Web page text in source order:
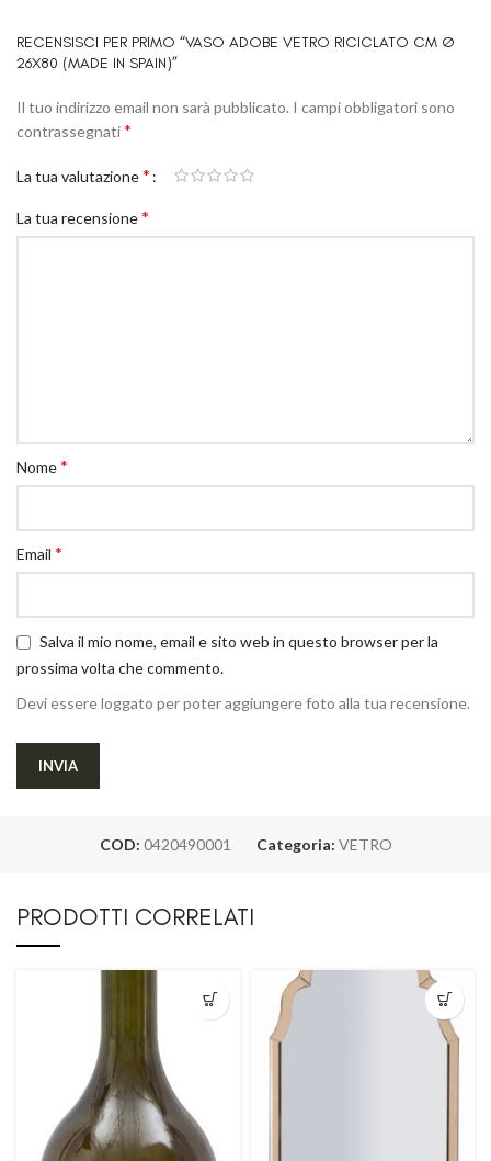
RECENSISCI PER PRIMO “VASO ADOBE VETRO RICICLATO CM Ø
26X80 (MADE IN SPAIN)”
Il tuo indirizzo email non sarà pubblicato. I campi obbligatori sono
contrassegnati*
La tua valutazione*
La tua recensione*
Nome*
Email *
Salva il mio nome, email e sito web in questo browser per la
prossima volta che commento.
Devi essere loggato per poter aggiungere foto alla tua recensione.
COD: 0420490001 Categoria: VETRO
PRODOTTI CORRELATI